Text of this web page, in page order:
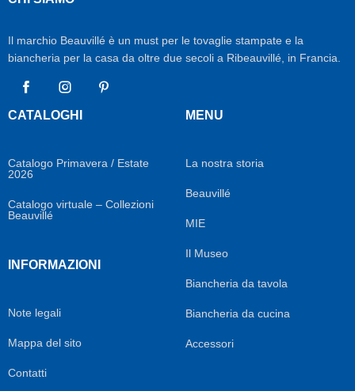
Il marchio Beauvillé è un must per le tovaglie stampate e la
biancheria per la casa da oltre due secoli a Ribeauvillé, in Francia.
FacebookInstagram
CATALOGHI
Catalogo Primavera / Estate
2026
Catalogo virtuale – Collezioni
Beauvillé
INFORMAZIONI
Note legali
Mappa del sito
Contatti
MENU
La nostra storia
Beauvillé
MIE
Il Museo
Biancheria da tavola
Biancheria da cucina
Accessori